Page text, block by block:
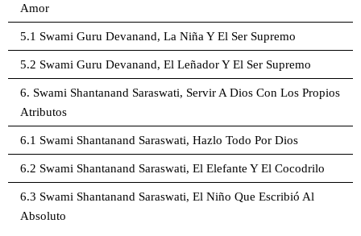
Amor
5.1 Swami Guru Devanand, La Niña Y El Ser Supremo
5.2 Swami Guru Devanand, El Leñador Y El Ser Supremo
6. Swami Shantanand Saraswati, Servir A Dios Con Los Propios
Atributos
6.1 Swami Shantanand Saraswati, Hazlo Todo Por Dios
6.2 Swami Shantanand Saraswati, El Elefante Y El Cocodrilo
6.3 Swami Shantanand Saraswati, El Niño Que Escribió Al
Absoluto